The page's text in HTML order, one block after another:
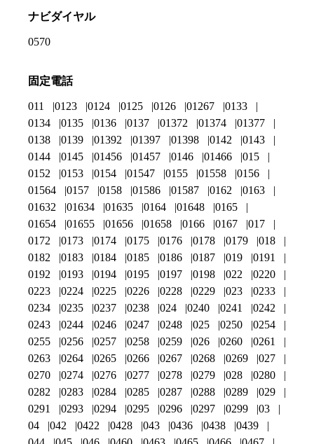
ナビダイヤル
0570
固定電話
011 0123 0124 0125 0126 01267
0133
0134
0135 0136 0137 01372 01374
01377
0138
0139 01392 01397 01398 0142
0143
0144
0145 01456 01457 0146 01466
015
0152
0153 0154 01547 0155 01558
0156
01564
0157 0158 01586 01587 0162
0163
01632
01634 01635 0164 01648
0165
01654
01655 01656 01658 0166 0167
017
0172
0173 0174 0175 0176 0178 0179
018
0182
0183 0184 0185 0186 0187 019
0191
0192
0193 0194 0195 0197 0198 022
0220
0223
0224 0225 0226 0228 0229 023
0233
0234
0235 0237 0238 024 0240 0241
0242
0243
0244 0246 0247 0248 025 0250
0254
0255
0256 0257 0258 0259 026 0260
0261
0263
0264 0265 0266 0267 0268 0269
027
0270
0274 0276 0277 0278 0279 028
0280
0282
0283 0284 0285 0287 0288 0289
029
0291
0293 0294 0295 0296 0297 0299
03
04
042 0422 0428 043 0436 0438
0439